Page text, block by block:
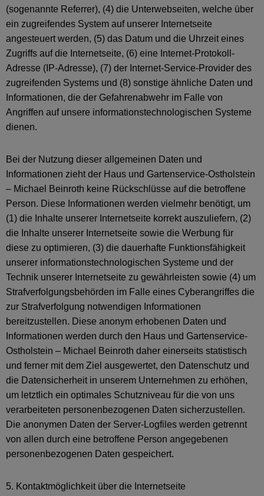
(sogenannte Referrer), (4) die Unterwebseiten, welche über
ein zugreifendes System auf unserer Internetseite
angesteuert werden, (5) das Datum und die Uhrzeit eines
Zugriffs auf die Internetseite, (6) eine Internet-Protokoll-
Adresse (IP-Adresse), (7) der Internet-Service-Provider des
zugreifenden Systems und (8) sonstige ähnliche Daten und
Informationen, die der Gefahrenabwehr im Falle von
Angriffen auf unsere informationstechnologischen Systeme
dienen.
Bei der Nutzung dieser allgemeinen Daten und
Informationen zieht der Haus und Gartenservice-Ostholstein
– Michael Beinroth keine Rückschlüsse auf die betroffene
Person. Diese Informationen werden vielmehr benötigt, um
(1) die Inhalte unserer Internetseite korrekt auszuliefern, (2)
die Inhalte unserer Internetseite sowie die Werbung für
diese zu optimieren, (3) die dauerhafte Funktionsfähigkeit
unserer informationstechnologischen Systeme und der
Technik unserer Internetseite zu gewährleisten sowie (4) um
Strafverfolgungsbehörden im Falle eines Cyberangriffes die
zur Strafverfolgung notwendigen Informationen
bereitzustellen. Diese anonym erhobenen Daten und
Informationen werden durch den Haus und Gartenservice-
Ostholstein – Michael Beinroth daher einerseits statistisch
und ferner mit dem Ziel ausgewertet, den Datenschutz und
die Datensicherheit in unserem Unternehmen zu erhöhen,
um letztlich ein optimales Schutzniveau für die von uns
verarbeiteten personenbezogenen Daten sicherzustellen.
Die anonymen Daten der Server-Logfiles werden getrennt
von allen durch eine betroffene Person angegebenen
personenbezogenen Daten gespeichert.
5. Kontaktmöglichkeit über die Internetseite